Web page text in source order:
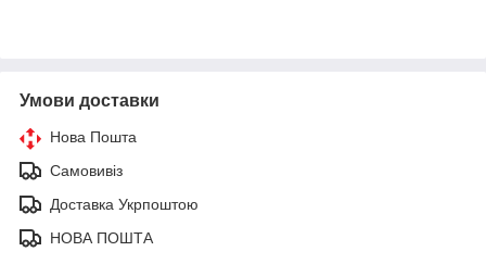
Умови доставки
Нова Пошта
Самовивіз
Доставка Укрпоштою
НОВА ПОШТА